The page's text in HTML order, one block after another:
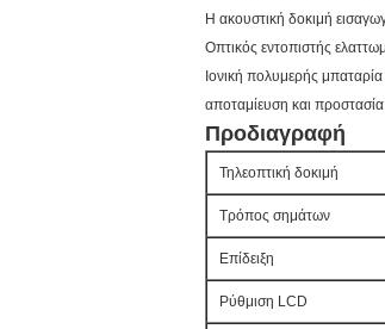
Η ακουστική δοκιμή
Οπτικός εντοπιστής
Ιονική πολυμερής
αποταμίευση και
Προδιαγραφή
Τηλεοπτική δοκιμή
Τρόπος σημάτων
Επίδειξη
Ρύθμιση LCD